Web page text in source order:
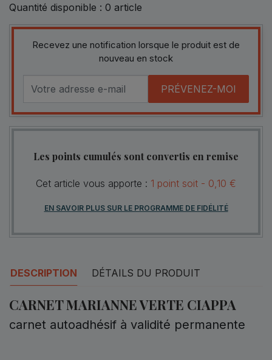
Quantité disponible : 0 article
Recevez une notification lorsque le produit est de
nouveau en stock
PRÉVENEZ-MOI
Les points cumulés sont convertis en remise
Cet article vous apporte : 1 point soit - 0,10 €
EN SAVOIR PLUS SUR LE PROGRAMME DE FIDÉLITÉ
DESCRIPTION DÉTAILS DU PRODUIT
CARNET MARIANNE VERTE CIAPPA
carnet autoadhésif à validité permanente